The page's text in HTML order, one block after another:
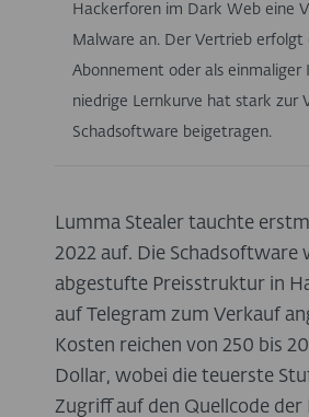
Hackerforen im Dark Web eine
Malware an. Der Vertrieb erfolgt
Abonnement oder als einmaliger
niedrige Lernkurve hat stark zur
Schadsoftware beigetragen.
Lumma Stealer tauchte
2022 auf. Die Schadsoftware
abgestufte Preisstruktur in
auf Telegram zum Verkauf
Kosten reichen von 250 bis
Dollar, wobei die teuerste
Zugriff auf den Quellcode der